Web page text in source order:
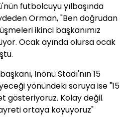
futbolcuyu yılbaşında
Orman, "Ben doğrudan
ikinci başkanımız
Ocak ayında olursa ocak
İnönü Stadı'nın 15
yönündeki soruya ise "15
gösteriyoruz. Kolay değil.
ortaya koyuyoruz"